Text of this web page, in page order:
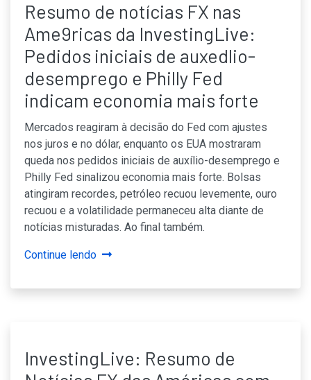
Resumo de notícias FX nas
Ame9ricas da InvestingLive:
Pedidos iniciais de auxedlio-
desemprego e Philly Fed
indicam economia mais forte
Mercados reagiram à decisão do Fed com ajustes
nos juros e no dólar, enquanto os EUA mostraram
queda nos pedidos iniciais de auxílio-desemprego e
Philly Fed sinalizou economia mais forte. Bolsas
atingiram recordes, petróleo recuou levemente, ouro
recuou e a volatilidade permaneceu alta diante de
notícias misturadas. Ao final também.
Continue lendo
InvestingLive: Resumo de